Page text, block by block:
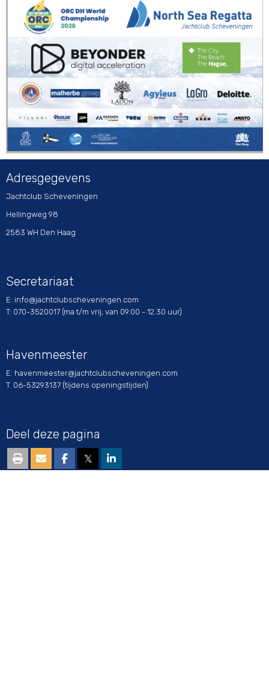
Adresgegevens
Jachtclub Scheveningen
Hellingweg 98
2583 WH Den Haag
Secretariaat
E: ofni@jachtclubscheveningen.com
T: 070-3520017 (ma t/m vrij, van 09.00 - 12.30 uur)
Havenmeester
E: retseemnevah@jachtclubscheveningen.com
T. 06-53293137 (tijdens openingstijden)
Deel deze pagina
𝕏